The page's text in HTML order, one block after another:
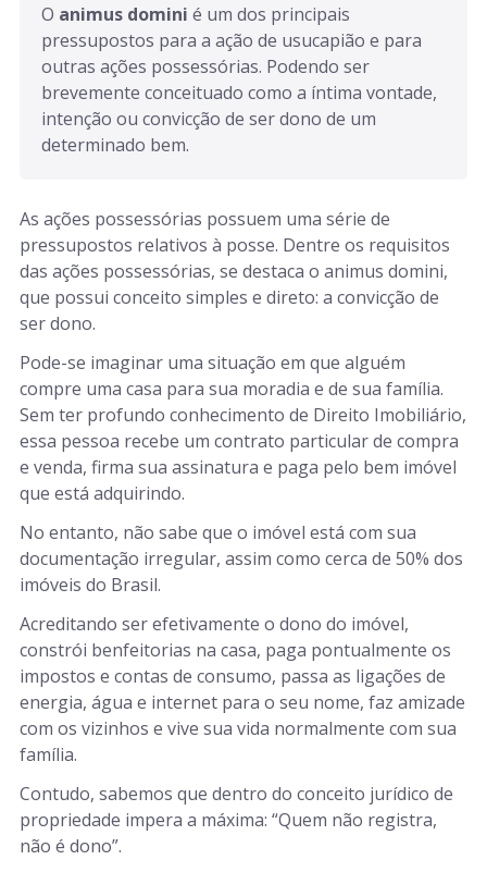
O animus domini é um dos principais
pressupostos para a ação de usucapião e para
outras ações possessórias. Podendo ser
brevemente conceituado como a íntima vontade,
intenção ou convicção de ser dono de um
determinado bem.
As ações possessórias possuem uma série de
pressupostos relativos à posse. Dentre os requisitos
das ações possessórias, se destaca o animus domini,
que possui conceito simples e direto: a convicção de
ser dono.
Pode-se imaginar uma situação em que alguém
compre uma casa para sua moradia e de sua família.
Sem ter profundo conhecimento de Direito Imobiliário,
essa pessoa recebe um contrato particular de compra
e venda, firma sua assinatura e paga pelo bem imóvel
que está adquirindo.
No entanto, não sabe que o imóvel está com sua
documentação irregular, assim como cerca de 50% dos
imóveis do Brasil.
Acreditando ser efetivamente o dono do imóvel,
constrói benfeitorias na casa, paga pontualmente os
impostos e contas de consumo, passa as ligações de
energia, água e internet para o seu nome, faz amizade
com os vizinhos e vive sua vida normalmente com sua
família.
Contudo, sabemos que dentro do conceito jurídico de
propriedade impera a máxima: “Quem não registra,
não é dono”.